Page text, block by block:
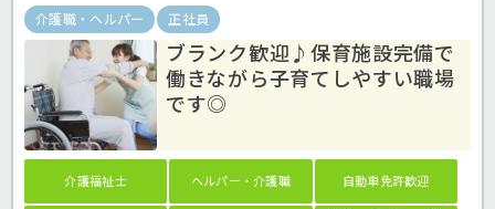
介護職・ヘルパー 正社員
ブランク歓迎♪保育施設完備で
働きながら子育てしやすい職場
です◎
介護福祉士 ヘルパー・介護職 自動車免許歓迎